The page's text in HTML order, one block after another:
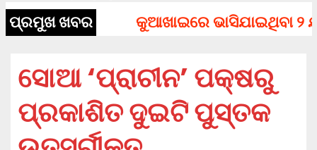
ପ୍ରମୁଖ ଖବର କୁଆଖାଇରେ ଭାସିଯାଇଥିବା ୨
ସୋଆ ‘ପ୍ରାଚୀନ’ ପକ୍ଷରୁ
ପ୍ରକାଶିତ ଦୁଇଟି ପୁସ୍ତକ